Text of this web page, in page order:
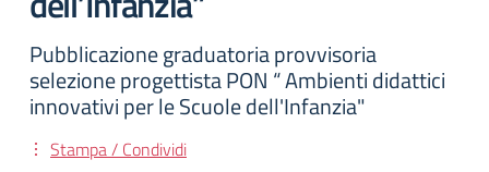
Pubblicazione graduatoria provvisoria
selezione progettista PON “ Ambienti didattici
innovativi per le Scuole dell'Infanzia"
Stampa / Condividi